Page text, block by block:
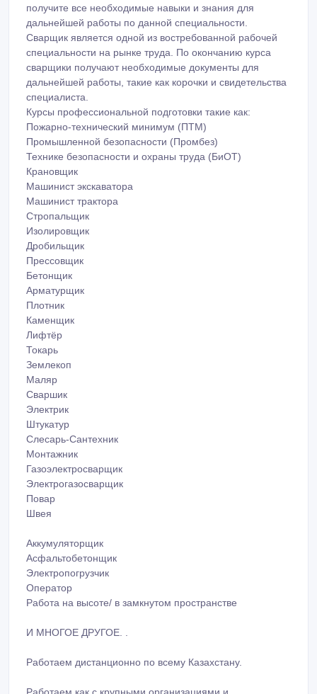
получите все необходимые навыки и знания для
дальнейшей работы по данной специальности.
Сварщик является одной из востребованной рабочей
специальности на рынке труда. По окончанию курса
сварщики получают необходимые документы для
дальнейшей работы, такие как корочки и свидетельства
специалиста.
Курсы профессиональной подготовки такие как:
Пожарно-технический минимум (ПТМ)
Промышленной безопасности (Промбез)
Технике безопасности и охраны труда (БиОТ)
Крановщик
Машинист экскаватора
Машинист трактора
Стропальщик
Изолировщик
Дробильщик
Прессовщик
Бетонщик
Арматурщик
Плотник
Каменщик
Лифтёр
Токарь
Землекоп
Маляр
Сваршик
Электрик
Штукатур
Слесарь-Сантехник
Монтажник
Газоэлектросварщик
Электрогазосварщик
Повар
Швея
Аккумуляторщик
Асфальтобетонщик
Электропогрузчик
Оператор
Работа на высоте/ в замкнутом пространстве
И МНОГОЕ ДРУГОЕ. .
Работаем дистанционно по всему Казахстану.